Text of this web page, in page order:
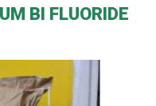
BI FLUORIDE